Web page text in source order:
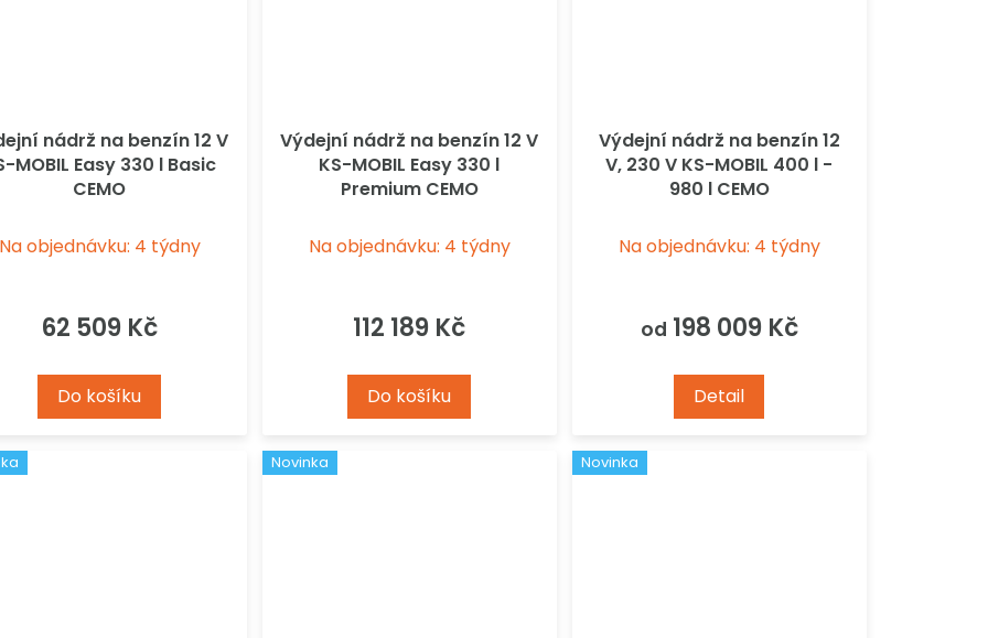
nádrž na benzín 12 V
MOBIL Easy 330 l Basic
CEMO
objednávku: 4 týdny
62 509 Kč
Do košíku
Výdejní nádrž na benzín 12 V
KS-MOBIL Easy 330 l
Premium CEMO
Na objednávku: 4 týdny
112 189 Kč
Do košíku
Výdejní nádrž na benzín 12
V, 230 V KS-MOBIL 400 l -
980 l CEMO
Na objednávku: 4 týdny
od 198 009 Kč
Detail
Novinka Novinka